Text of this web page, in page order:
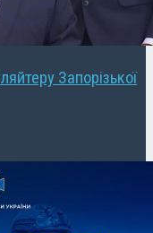
Запорізької